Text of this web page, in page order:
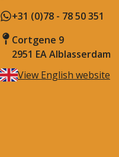
+31 (0)78 - 78 50 351
Cortgene 9
2951 EA Alblasserdam
View English website